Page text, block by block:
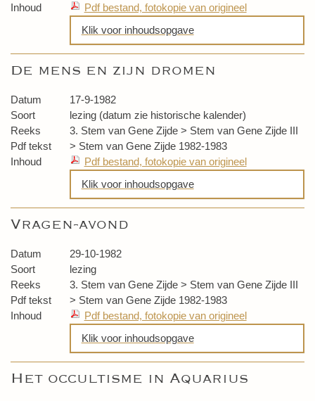
Pdf bestand, fotokopie van origineel
Inhoud
Klik voor inhoudsopgave
Beantwoording vragen
De mens en zijn dromen
Datum
17-9-1982
Soort
lezing (datum zie historische kalender)
Reeks
3. Stem van Gene Zijde > Stem van Gene Zijde III
> Stem van Gene Zijde 1982-1983
Pdf tekst
Pdf bestand, fotokopie van origineel
Inhoud
Klik voor inhoudsopgave
Najaarsstormen
Vragen-avond
Datum
29-10-1982
Soort
lezing
Reeks
3. Stem van Gene Zijde > Stem van Gene Zijde III
> Stem van Gene Zijde 1982-1983
Pdf tekst
Pdf bestand, fotokopie van origineel
Inhoud
Klik voor inhoudsopgave
Het occultisme in Aquarius